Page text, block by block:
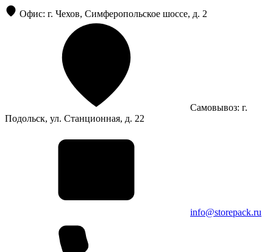
Офис: г. Чехов, Симферопольское шоссе, д. 2
Самовывоз: г.
Подольск, ул. Станционная, д. 22
info@storepack.ru